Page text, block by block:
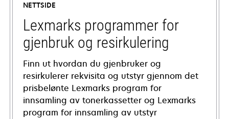
new
tab
NETTSIDE
Lexmarks programmer for
gjenbruk og resirkulering
Finn ut hvordan du gjenbruker og
resirkulerer rekvisita og utstyr gjennom det
prisbelønte Lexmarks program for
innsamling av tonerkassetter og Lexmarks
program for innsamling av utstyr